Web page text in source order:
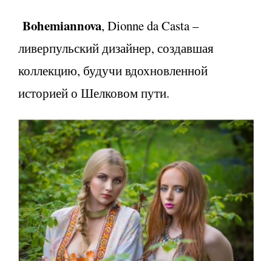
Bohemiannova, Dionne da Casta –
ливерпульский дизайнер, создавшая
коллекцию, будучи вдохновленной
историей о Шелковом пути.